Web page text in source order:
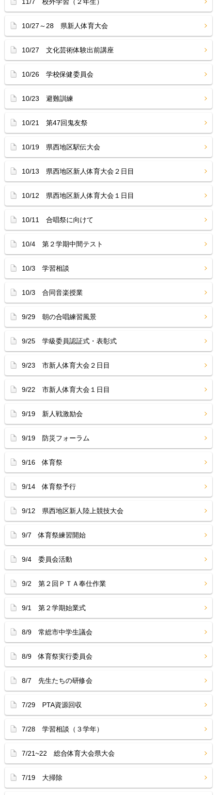
10/27～28 県新人体育大会
10/27 文化芸術体験出前講座
10/26 学校保健委員会
10/23 避難訓練
10/21 第47回鬼友祭
10/19 県西地区駅伝大会
10/13 県西地区新人体育大会２日目
10/12 県西地区新人体育大会１日目
10/11 合唱祭に向けて
10/4 第２学期中間テスト
10/3 学習相談
10/3 合同音楽授業
9/29 朝の合唱練習風景
9/25 学級委員認証式・表彰式
9/23 市新人体育大会２日目
9/22 市新人体育大会１日目
9/19 新人戦激励会
9/19 防災フォーラム
9/16 体育祭
9/14 体育祭予行
9/12 県西地区新人陸上競技大会
9/7 体育祭練習開始
9/4 委員会活動
9/2 第２回ＰＴＡ奉仕作業
9/1 第２学期始業式
8/9 常総市中学生議会
8/9 体育祭実行委員会
8/7 先生たちの研修会
7/29 PTA資源回収
7/28 学習相談（３学年）
7/21~22 総合体育大会県大会
7/19 大掃除